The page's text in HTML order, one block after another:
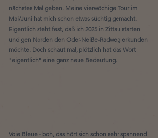
nächstes Mal geben. Meine vierwöchige Tour im
Mai/Juni hat mich schon etwas süchtig gemacht.
Eigentlich steht fest, daß ich 2025 in Zittau starten
und gen Norden den Oder-Neiße-Radweg erkunden
möchte. Doch schaut mal, plötzlich hat das Wort
"eigentlich" eine ganz neue Bedeutung.
Voie Bleue - boh, das hört sich schon sehr spannend